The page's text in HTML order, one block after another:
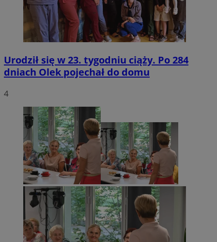
Urodził się w 23. tygodniu ciąży. Po 284
dniach Olek pojechał do domu
4